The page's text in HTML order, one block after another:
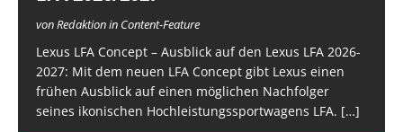
von Redaktion in Content-Feature
Lexus LFA Concept – Ausblick auf den Lexus LFA 2026-
2027: Mit dem neuen LFA Concept gibt Lexus einen
frühen Ausblick auf einen möglichen Nachfolger
seines ikonischen Hochleistungssportwagens LFA. […]